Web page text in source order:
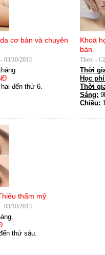
cơ bản và chuyên
03/10/2013
đến thứ 6.
Khoá
bản
Theo: -
Thời
Học
Thời
Sáng:
Chiều:
thẩm mỹ
03/10/2013
thứ sáu.